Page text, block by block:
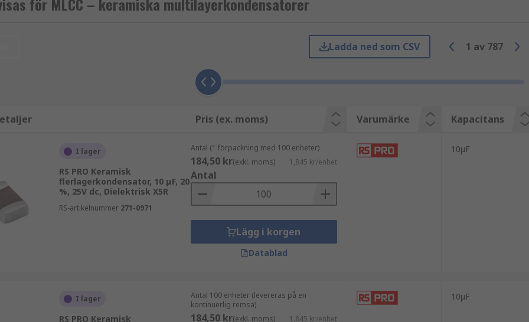
1206 etc. Dessa är internationellt erkända paketstorlekar och används ofta i branschen.
och den önskade spänningen. Fordonsklassade versioner finns tillgängliga (AEC-Q200).
som vi tillhandahåller för att hjälpa till att uppfylla alla våra kunders behov. Utbudet
varumärken inklusive KEMET, AVX, Murata TDK och Vishay. Vi lagerför också vårt eget
de kan hittas i en rad olika applikationer, såsom... robotdelar, medicinsk utrustning, bildelar och
beteendet och därmed den potentiella tillämpningen.
och ha låga förluster. De erbjuder den mest pålitliga spänningen, temperaturen och
som radioapparater.
som ger bättre volymetrisk effektivitet. De har dock lägre noggrannhet och stabilitet än Klass 1-
och avkopplingstillämpningar, eller för frekvensurskiljande kretsar.
Ladda ned som CSV 1 av 787
Pris (ex. moms) Varumärke Kapacitans
I lager
RS PRO Keramisk
flerlagerkondensator, 10 μF, 20
%, 25V dc, Dielektrisk X5R
RS-artikelnummer 271-0971
Antal (1 förpackning med 100 enheter)
184,50 kr(exkl. moms) 1,845 kr/enhet
Antal
Lägg i korgen
Datablad
10μF
I lager
RS PRO Keramisk
Antal 100 enheter (levereras på en
kontinuerlig remsa)
184,50 kr(exkl. moms) 1,845 kr/enhet
10μF